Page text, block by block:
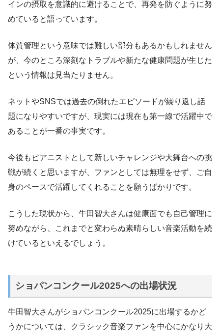
インの摂取を意識的に避けることで、再発を防ぐように努
めていると語っています。
体質管理という意味では難しい部分もあるかもしれません
が、今のところ深刻なトラブルや新たな健康問題が生じた
という情報は見当たりません。
ネットやSNSでは過去の倒れたエピソードが繰り返し話
題になりやすいですが、現実には現在も第一線で活躍中で
あることが一番の事実です。
今後もピアニストとして新しいチャレンジや大舞台への挑
戦が続くと思いますが、ファンとしては無理をせず、ご自
身のペースで活躍してくれることを願うばかりです。
こうした現状から、牛田智大さんは健康面でも自己管理に
努めながら、これまでと変わらぬ素晴らしい音楽活動を続
けているといえるでしょう。
ショパンコンクール2025への出場状況
牛田智大さんがショパンコンクール2025に出場するかど
うかについては、クラシック音楽ファンを中心にかなり大